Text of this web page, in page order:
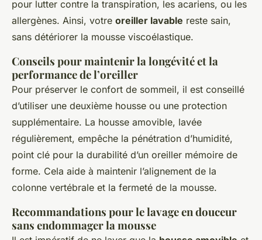
pour lutter contre la transpiration, les acariens, ou les
allergènes. Ainsi, votre oreiller lavable reste sain,
sans détériorer la mousse viscoélastique.
Conseils pour maintenir la longévité et la
performance de l’oreiller
Pour préserver le confort de sommeil, il est conseillé
d’utiliser une deuxième housse ou une protection
supplémentaire. La housse amovible, lavée
régulièrement, empêche la pénétration d’humidité,
point clé pour la durabilité d’un oreiller mémoire de
forme. Cela aide à maintenir l’alignement de la
colonne vertébrale et la fermeté de la mousse.
Recommandations pour le lavage en douceur
sans endommager la mousse